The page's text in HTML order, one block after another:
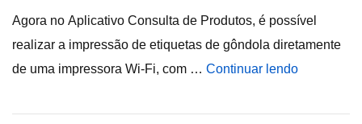
Agora no Aplicativo Consulta de Produtos, é possível
realizar a impressão de etiquetas de gôndola diretamente
de uma impressora Wi-Fi, com … Continuar lendo